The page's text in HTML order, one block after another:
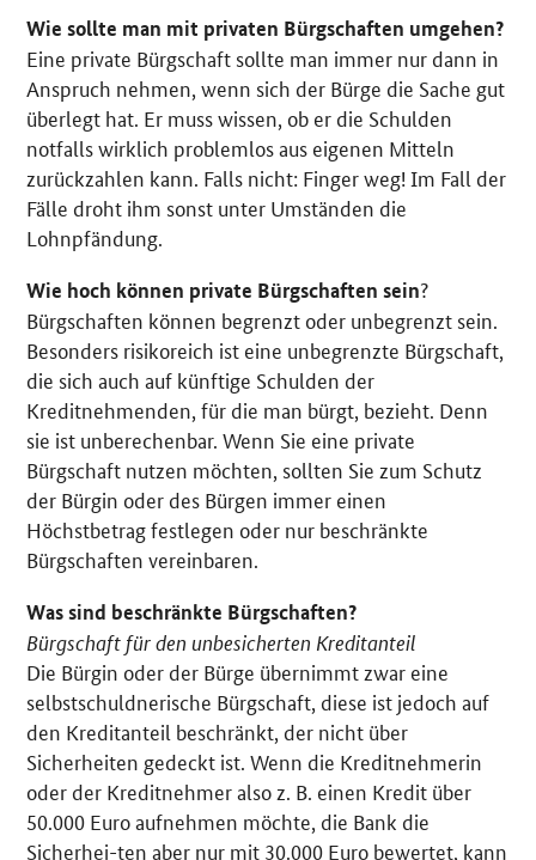
Wie sollte man mit privaten Bürgschaften umgehen?
Eine private Bürgschaft sollte man immer nur dann in
Anspruch nehmen, wenn sich der Bürge die Sache gut
überlegt hat. Er muss wissen, ob er die Schulden
notfalls wirklich problemlos aus eigenen Mitteln
zurückzahlen kann. Falls nicht: Finger weg! Im Fall der
Fälle droht ihm sonst unter Umständen die
Lohnpfändung.
Wie hoch können private Bürgschaften sein?
Bürgschaften können begrenzt oder unbegrenzt sein.
Besonders risikoreich ist eine unbegrenzte Bürgschaft,
die sich auch auf künftige Schulden der
Kreditnehmenden, für die man bürgt, bezieht. Denn
sie ist unberechenbar. Wenn Sie eine private
Bürgschaft nutzen möchten, sollten Sie zum Schutz
der Bürgin oder des Bürgen immer einen
Höchstbetrag festlegen oder nur beschränkte
Bürgschaften vereinbaren.
Was sind beschränkte Bürgschaften?
Bürgschaft für den unbesicherten Kreditanteil
Die Bürgin oder der Bürge übernimmt zwar eine
selbstschuldnerische Bürgschaft, diese ist jedoch auf
den Kreditanteil beschränkt, der nicht über
Sicherheiten gedeckt ist. Wenn die Kreditnehmerin
oder der Kreditnehmer also z. B. einen Kredit über
50.000 Euro aufnehmen möchte, die Bank die
Sicherhei-ten aber nur mit 30.000 Euro bewertet, kann